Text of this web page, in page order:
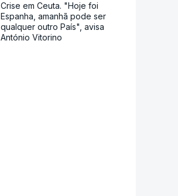
Crise em Ceuta. "Hoje foi
Espanha, amanhã pode ser
qualquer outro País", avisa
António Vitorino